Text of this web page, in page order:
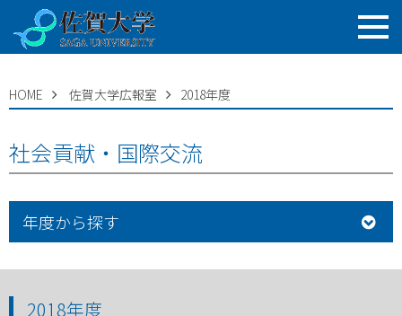
HOME 佐賀大学広報室 2018年度
社会貢献・国際交流
年度から探す
2018年度